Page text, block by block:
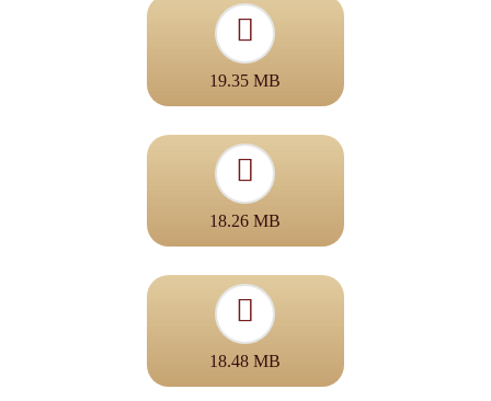
19.35 MB
18.26 MB
18.48 MB